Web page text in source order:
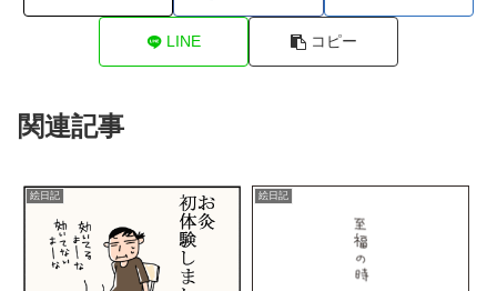
LINE コピー
関連記事
絵日記 絵日記